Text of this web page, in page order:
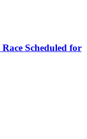
Scheduled for